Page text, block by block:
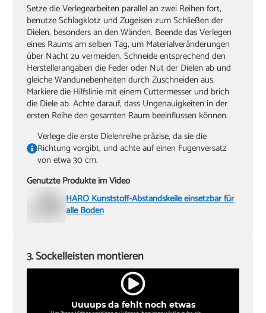
Setze die Verlegearbeiten parallel an zwei Reihen fort,
benutze Schlagklotz und Zugeisen zum Schließen der
Dielen, besonders an den Wänden. Beende das Verlegen
eines Raums am selben Tag, um Materialveränderungen
über Nacht zu vermeiden. Schneide entsprechend den
Herstellerangaben die Feder oder Nut der Dielen ab und
gleiche Wandunebenheiten durch Zuschneiden aus.
Markiere die Hilfslinie mit einem Cuttermesser und brich
die Diele ab. Achte darauf, dass Ungenauigkeiten in der
ersten Reihe den gesamten Raum beeinflussen können.
Verlege die erste Dielenreihe präzise, da sie die
Richtung vorgibt, und achte auf einen Fugenversatz
von etwa 30 cm.
Genutzte Produkte im Video
HARO Kunststoff-Abstandskeile einsetzbar für
alle Böden
Uuuups da fehlt noch etwas
3. Sockelleisten montieren